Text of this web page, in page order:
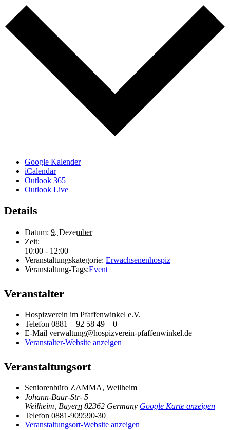
Google Kalender
iCalendar
Outlook 365
Outlook Live
Details
Datum: 9. Dezember
Zeit:
10:00 - 12:00
Veranstaltungskategorie: Erwachsenenhospiz
Veranstaltung-Tags:Event
Veranstalter
Hospizverein im Pfaffenwinkel e.V.
Telefon 0881 – 92 58 49 – 0
E-Mail verwaltung@hospizverein-pfaffenwinkel.de
Veranstalter-Website anzeigen
Veranstaltungsort
Seniorenbüro ZAMMA, Weilheim
Johann-Baur-Str- 5
Weilheim Bayern 82362 Germany Google Karte anzeigen
Telefon 0881-909590-30
Veranstaltungsort-Website anzeigen